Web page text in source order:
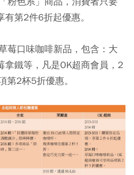
第2件6折起優惠。
莓口味咖啡新品，包含：大
拿鐵等，凡是OK超商會員，2
第2杯5折優惠。